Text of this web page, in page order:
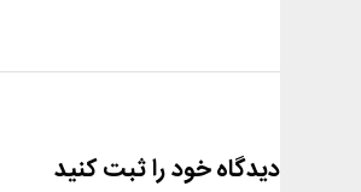
دیدگاه خود را ثبت کنید